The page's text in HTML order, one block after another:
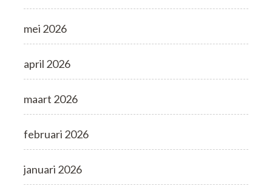
mei 2026
april 2026
maart 2026
februari 2026
januari 2026